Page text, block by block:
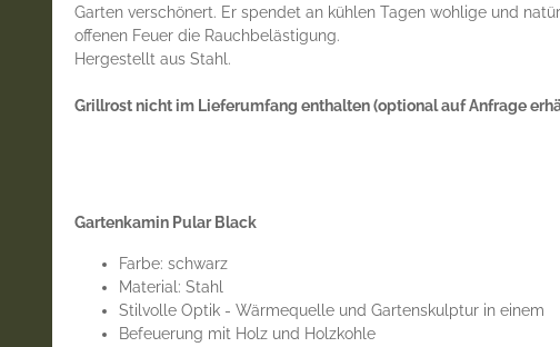
Garten verschönert. Er spendet an kühlen Tagen wohlige und
offenen Feuer die Rauchbelästigung.
Hergestellt aus Stahl.
Grillrost nicht im Lieferumfang enthalten (optional auf Anfrage
Gartenkamin Pular Black
Farbe: schwarz
Material: Stahl
Stilvolle Optik - Wärmequelle und Gartenskulptur in einem
Befeuerung mit Holz und Holzkohle